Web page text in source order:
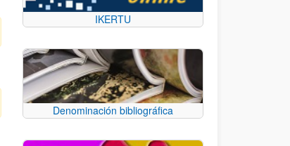
IKERTU
Denominación bibliográfica